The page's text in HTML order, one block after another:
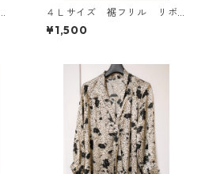
４Ｌサイズ 裾フリル リボ
ン付きタンクトップ オフホ
ワイト KAE-4780
¥1,500